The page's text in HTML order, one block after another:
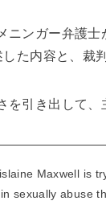
ニンガー弁護
た内容と、裁
を引き出して
Maxwell is
sexually abuse